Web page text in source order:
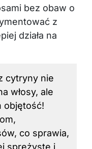
bez obaw o
z
działa na
cytryny nie
włosy, ale
objętość!
co sprawia,
sprężyste i